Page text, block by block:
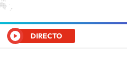
DIRECTO